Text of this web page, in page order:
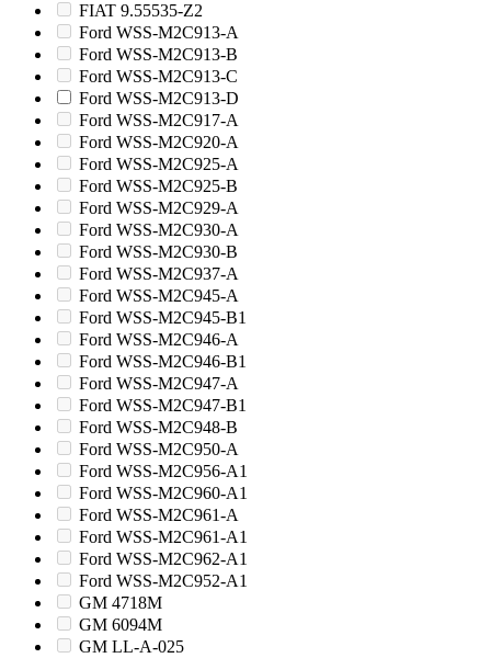
FIAT 9.55535-Z2
Ford WSS-M2C913-A
Ford WSS-M2C913-B
Ford WSS-M2C913-C
Ford WSS-M2C913-D
Ford WSS-M2C917-A
Ford WSS-M2C920-A
Ford WSS-M2C925-A
Ford WSS-M2C925-B
Ford WSS-M2C929-A
Ford WSS-M2C930-A
Ford WSS-M2C930-B
Ford WSS-M2C937-A
Ford WSS-M2C945-A
Ford WSS-M2C945-B1
Ford WSS-M2C946-A
Ford WSS-M2C946-B1
Ford WSS-M2C947-A
Ford WSS-M2C947-B1
Ford WSS-M2C948-B
Ford WSS-M2C950-A
Ford WSS-M2C956-A1
Ford WSS-M2C960-A1
Ford WSS-M2C961-A
Ford WSS-M2C961-A1
Ford WSS-M2C962-A1
Ford WSS-M2C952-A1
GM 4718M
GM 6094M
GM LL-A-025